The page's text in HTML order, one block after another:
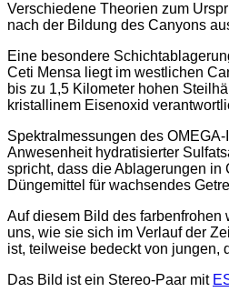
Verschiedene Theorien zum
nach der Bildung des Canyons
Eine besondere
Ceti Mensa liegt im westlichen
bis zu 1,5 Kilometer hohen
kristallinem Eisenoxid
Spektralmessungen des
Anwesenheit hydratisierter
spricht, dass die Ablagerungen in
Düngemittel für wachsendes
Auf diesem Bild des
uns, wie sie sich im Verlauf der
ist, teilweise bedeckt von jungen,
Das Bild ist ein Stereo-Paar mit